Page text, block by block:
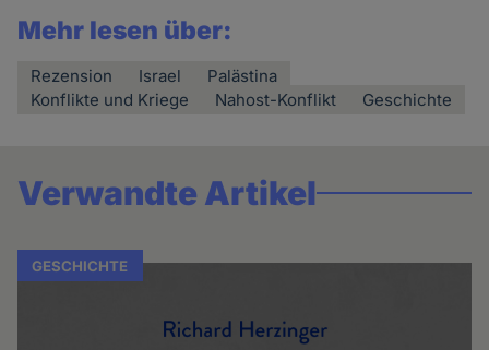
Mehr lesen über:
Rezension Israel
Palästina
Konflikte und Kriege
Nahost-Konflikt Geschichte
Verwandte Artikel
GESCHICHTE